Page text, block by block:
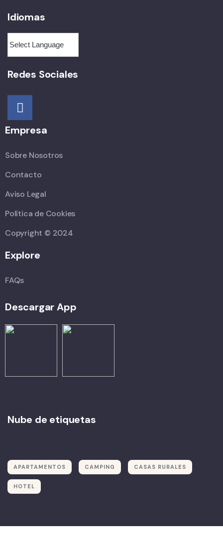
Idiomas
Redes Sociales
Empresa
Sobre Nosotros
Contacto
Aviso Legal
Política de Cookies
Copyright © 2024
Explore
FAQs
Descargar App
Nube de etiquetas
APARTAMENTOS CAMPING CASAS RURALES
HOTEL